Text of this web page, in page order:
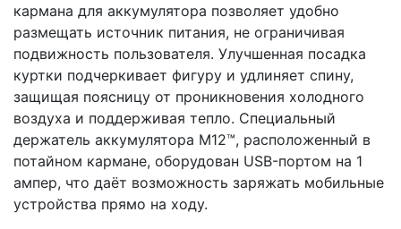
кармана для аккумулятора позволяет удобно
размещать источник питания, не ограничивая
подвижность пользователя. Улучшенная посадка
куртки подчеркивает фигуру и удлиняет спину,
защищая поясницу от проникновения холодного
воздуха и поддерживая тепло. Специальный
держатель аккумулятора M12™, расположенный в
потайном кармане, оборудован USB-портом на 1
ампер, что даёт возможность заряжать мобильные
устройства прямо на ходу.